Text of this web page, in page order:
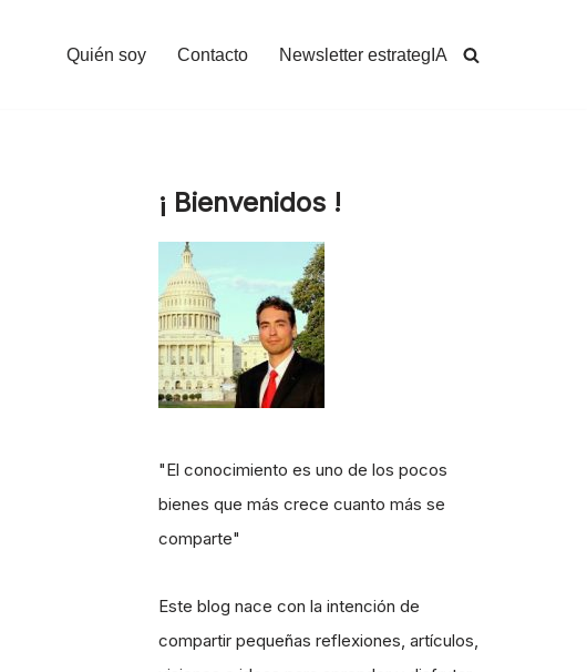
Quién soy Contacto Newsletter estrategIA
¡ Bienvenidos !
"El conocimiento es uno de los pocos
bienes que más crece cuanto más se
comparte"
Este blog nace con la intención de
compartir pequeñas reflexiones, artículos,